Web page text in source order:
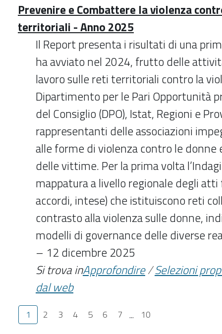
Prevenire e Combattere la violenza
territoriali - Anno 2025
Il Report presenta i risultati di una
ha avviato nel 2024, frutto delle
lavoro sulle reti territoriali contro la
Dipartimento per le Pari Opportunità
del Consiglio (DPO), Istat, Regioni e
rappresentanti delle associazioni
alle forme di violenza contro le donne
delle vittime. Per la prima volta
mappatura a livello regionale degli
accordi, intese) che istituiscono reti
contrasto alla violenza sulle donne,
modelli di governance delle diverse
– 12 dicembre 2025
Si trova inApprofondire/Selezioni
dal web
1 2 3 4 5 6 7 ... 10